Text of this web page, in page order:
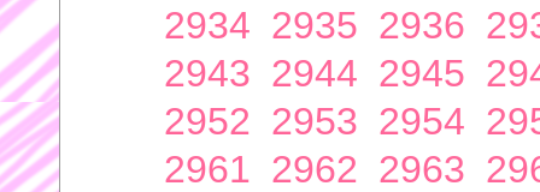
2934 2935 2936
2943 2944 2945
2952 2953 2954
2961 2962 2963